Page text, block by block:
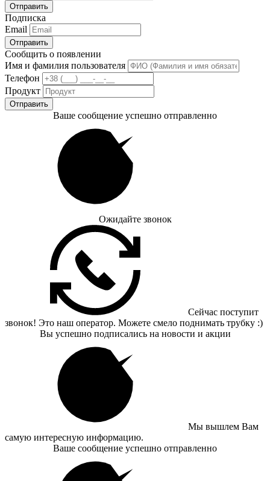
Отправить
Подписка
Email
Отправить
Сообщить о появлении
Имя и фамилия пользователя
Телефон
Продукт
Отправить
Ваше сообщение успешно отправленно
Ожидайте звонок
Сейчас поступит
звонок! Это наш оператор. Можете смело поднимать трубку :)
Вы успешно подписались на новости и акции
Мы вышлем Вам
самую интересную информацию.
Ваше сообщение успешно отправленно